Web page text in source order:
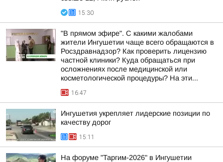
15:30
"В прямом эфире". С какими жалобами
жители Ингушетии чаще всего обращаются в
Росздравнадзор? Как проверить лицензию
частной клиники? Куда обращаться при
осложнениях после медицинской или
косметологической процедуры? На эти...
16:47
Ингушетия укрепляет лидерские позиции по
качеству дорог
15:11
На форуме "Таргим-2026" в Ингушетии